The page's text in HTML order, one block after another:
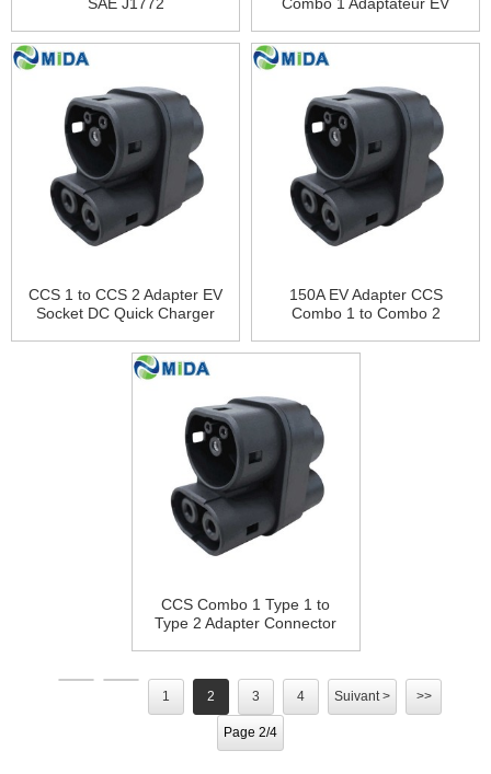
rapide CC
CCS 1 to CCS 2 Adapter EV
Socket DC Quick Charger
150A EV Adapter CCS
Combo 1 to Combo 2
Plug
CCS Combo 1 Type 1 to
Type 2 Adapter Connector
1 2 3 4 Suivant > >>
Page 2/4